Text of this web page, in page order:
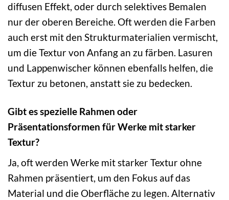
diffusen Effekt, oder durch selektives Bemalen
nur der oberen Bereiche. Oft werden die Farben
auch erst mit den Strukturmaterialien vermischt,
um die Textur von Anfang an zu färben. Lasuren
und Lappenwischer können ebenfalls helfen, die
Textur zu betonen, anstatt sie zu bedecken.
Gibt es spezielle Rahmen oder
Präsentationsformen für Werke mit starker
Textur?
Ja, oft werden Werke mit starker Textur ohne
Rahmen präsentiert, um den Fokus auf das
Material und die Oberfläche zu legen. Alternativ